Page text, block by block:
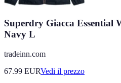
Superdry Giacca Essential
Navy L
tradeinn.com
67.99 EURVedi il prezzo